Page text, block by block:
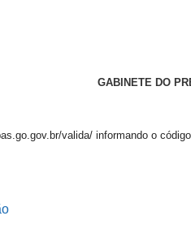
GABINETE DO
valida/ informando o